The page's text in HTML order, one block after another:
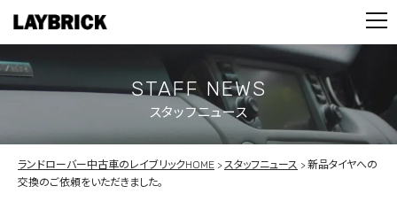
PARTS
CONTACT
PRIVACY POLICY
STAFF NEWS
スタッフニュース
ランドローバー中古車のレイブリックHOME スタッフニュース
新品タイヤへの
交換のご依頼をいただきました。